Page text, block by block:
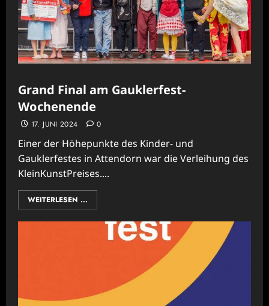
Grand Final am Gauklerfest-
Wochenende
17. JUNI 2024 0
Einer der Höhepunkte des Kinder- und
Gauklerfestes in Attendorn war die Verleihung des
KleinKunstPreises....
WEITERLESEN ...